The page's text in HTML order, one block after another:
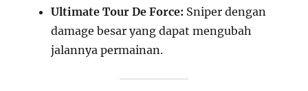
Ultimate Tour De Force: Sniper dengan
damage besar yang dapat mengubah
jalannya permainan.